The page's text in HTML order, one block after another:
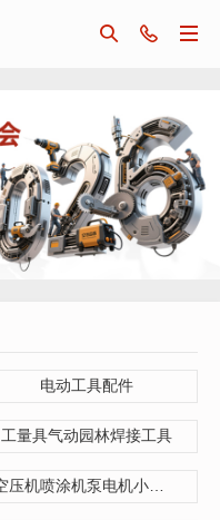



电动工具配件
工量具气动园林焊接工具
空压机喷涂机泵电机小型机械